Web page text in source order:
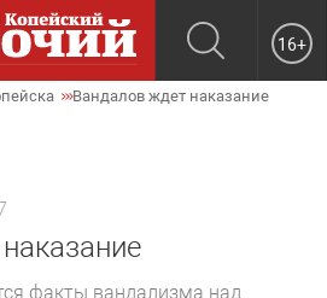
16+
Вандалов ждет наказание
факты вандализма над